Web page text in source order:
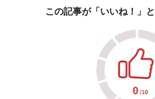
この記事が「いいね！」